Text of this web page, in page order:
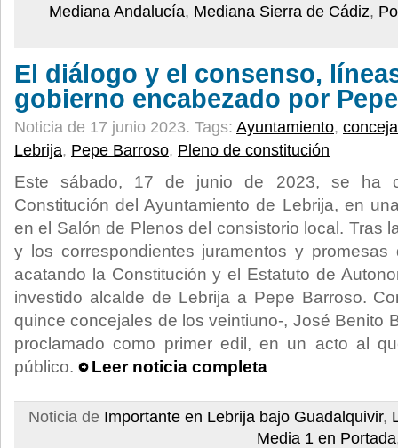
Mediana Andalucía, Mediana Sierra de Cádiz,
El diálogo y el consenso,
gobierno encabezado por
Noticia de 17 junio 2023. Tags: Ayuntamiento,
Lebrija, Pepe Barroso, Pleno de constitución
Este sábado, 17 de junio de 2023, se ha
Constitución del Ayuntamiento de Lebrija, en
en el Salón de Plenos del consistorio local. Tras
y los correspondientes juramentos y
acatando la Constitución y el Estatuto de
investido alcalde de Lebrija a Pepe Barroso.
quince concejales de los veintiuno-, José Benito
proclamado como primer edil, en un acto al
público.
Leer noticia completa
Noticia de Importante en Lebrija bajo Guadalquivir,
Media 1 en Portada